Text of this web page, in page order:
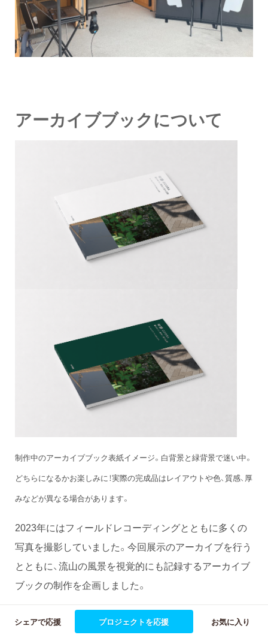
アーカイブブックについて
制作中のアーカイブブック表紙イメージ。白背景と緑背景で迷い中。
どちらになるかお楽しみに！実際の完成品はレイアウトや色、質感、厚
みなどが異なる場合があります。
2023年にはフィールドレコーディングとともに多くの
写真を撮影していました。今回展示のアーカイブを行う
とともに、流山の風景を視覚的にも記録するアーカイブ
ブックの制作を企画しました。
私自身が撮影した流山の写真を中心に、展示記録、そし
てリサーチの過程を記したドキュメントを収録した、全
シェアで応援 プロジェクトを応援 お気に入り